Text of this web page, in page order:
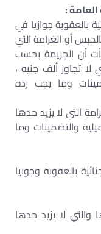
العامة :
بالعقوبة جوازيا في
أو الغرامة التي
أن الجريمة بحسب
تجاوز ألف جنيه ،
وما يجب رده
التي لا يزيد حدها
والتضمينات وما
بالعقوبة وجوبيا
والتي لا يزيد حدها